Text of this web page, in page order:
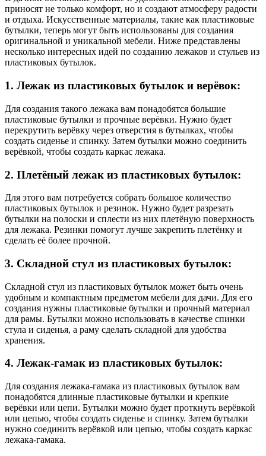
приносят не только комфорт, но и создают атмосферу радости
и отдыха. Искусственные материалы, такие как пластиковые
бутылки, теперь могут быть использованы для создания
оригинальной и уникальной мебели. Ниже представлены
несколько интересных идей по созданию лежаков и стульев из
пластиковых бутылок.
1. Лежак из пластиковых бутылок и верёвок:
Для создания такого лежака вам понадобятся большие
пластиковые бутылки и прочные верёвки. Нужно будет
перекрутить верёвку через отверстия в бутылках, чтобы
создать сиденье и спинку. Затем бутылки можно соединить
верёвкой, чтобы создать каркас лежака.
2. Плетёный лежак из пластиковых бутылок:
Для этого вам потребуется собрать большое количество
пластиковых бутылок и резинок. Нужно будет разрезать
бутылки на полоски и сплести из них плетёную поверхность
для лежака. Резинки помогут лучше закрепить плетёнку и
сделать её более прочной.
3. Складной стул из пластиковых бутылок:
Складной стул из пластиковых бутылок может быть очень
удобным и компактным предметом мебели для дачи. Для его
создания нужны пластиковые бутылки и прочный материал
для рамы. Бутылки можно использовать в качестве спинки
стула и сиденья, а раму сделать складной для удобства
хранения.
4. Лежак-гамак из пластиковых бутылок:
Для создания лежака-гамака из пластиковых бутылок вам
понадобятся длинные пластиковые бутылки и крепкие
верёвки или цепи. Бутылки можно будет проткнуть верёвкой
или цепью, чтобы создать сиденье и спинку. Затем бутылки
нужно соединить верёвкой или цепью, чтобы создать каркас
лежака-гамака.